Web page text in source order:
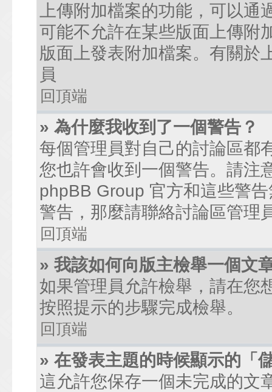
上傳附加檔案的功能，可以
可能不允許在某些版面上傳附
版面上發表附加檔案。有關於
員
回頂端
» 為什麼我收到了一個警告？
每個管理員對自己的討論區都
您也許會收到一個警告。請注
phpBB Group 官方和這些警
警告，那麼請聯絡討論區管理
回頂端
» 我該如何向版主檢舉一個文
如果管理員允許檢舉，請在您
按照提示的步驟完成檢舉。
回頂端
» 在發表主題的時候顯示的「
這允許您保存一個未完成的文